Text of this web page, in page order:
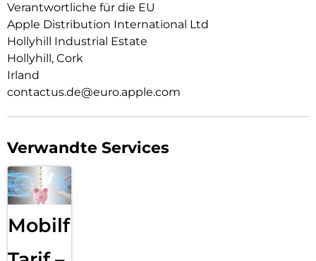
Verantwortliche für die EU
Apple Distribution International Ltd
Hollyhill Industrial Estate
Hollyhill, Cork
Irland
contactus.de@euro.apple.com
Verwandte Services
Mobilfunk